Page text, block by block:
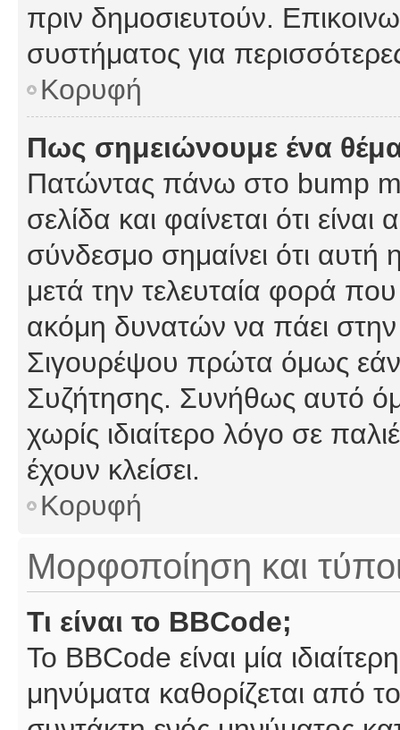
πριν δημοσιευτούν.
συστήματος για
Κορυφή
Πως σημειώνουμε ένα
Πατώντας πάνω στο bump
σελίδα και φαίνεται ότι
σύνδεσμο σημαίνει ότι αυτή
μετά την τελευταία φορά που
ακόμη δυνατών να πάει
Σιγουρέψου πρώτα όμως εάν
Συζήτησης. Συνήθως αυτό
χωρίς ιδιαίτερο λόγο σε
έχουν κλείσει.
Κορυφή
Μορφοποίηση και
Τι είναι το BBCode;
Το BBCode είναι μία
μηνύματα καθορίζεται από